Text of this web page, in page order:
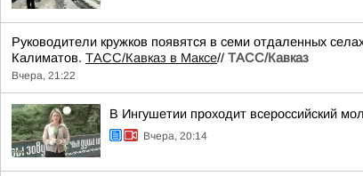
Руководители кружков появятся в семи отдаленных
Калиматов. ТАСС/Кавказ в Максе// ТАСС/Кавказ
Вчера, 21:22
В Ингушетии проходит всероссийский
Вчера, 20:14